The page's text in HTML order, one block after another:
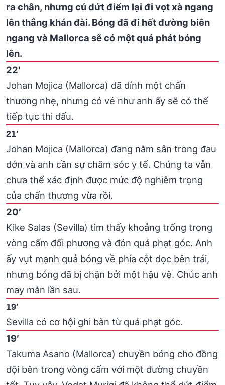
ra chân, nhưng cú dứt điểm lại đi vọt xà ngang
lên thẳng khán đài. Bóng đã đi hết đường biên
ngang và Mallorca sẽ có một quả phát bóng
lên.
22′
Johan Mojica (Mallorca) đã dính một chấn
thương nhẹ, nhưng có vẻ như anh ấy sẽ có thể
tiếp tục thi đấu.
21′
Johan Mojica (Mallorca) đang nằm sân trong đau
đớn và anh cần sự chăm sóc y tế. Chúng ta vẫn
chưa thể xác định được mức độ nghiêm trọng
của chấn thương vừa rồi.
20′
Kike Salas (Sevilla) tìm thấy khoảng trống trong
vòng cấm đối phương và đón quả phạt góc. Anh
ấy vụt mạnh quả bóng về phía cột dọc bên trái,
nhưng bóng đã bị chặn bởi một hậu vệ. Chúc anh
may mắn lần sau.
19′
Sevilla có cơ hội ghi bàn từ quả phạt góc.
19′
Takuma Asano (Mallorca) chuyền bóng cho đồng
đội bên trong vòng cấm với một đường chuyền